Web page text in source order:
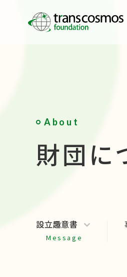
About
財団に
設立趣意書
Message